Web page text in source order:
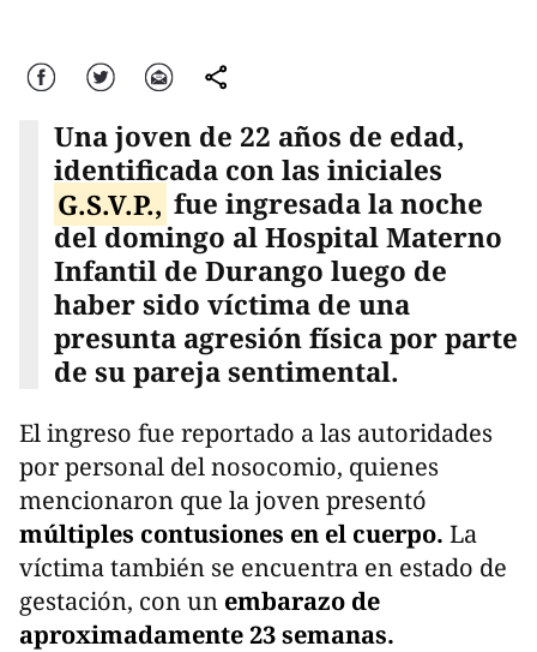
Facebook Twitter Correo comparte
Una joven de 22 años de edad,
identificada con las iniciales
G.S.V.P., fue ingresada la noche
del domingo al Hospital Materno
Infantil de Durango luego de
haber sido víctima de una
presunta agresión física por parte
de su pareja sentimental.
El ingreso fue reportado a las autoridades
por personal del nosocomio, quienes
mencionaron que la joven presentó
múltiples contusiones en el cuerpo. La
víctima también se encuentra en estado de
gestación, con un embarazo de
aproximadamente 23 semanas.